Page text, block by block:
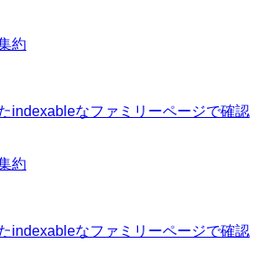
約
indexableなファミリーページで確認
約
indexableなファミリーページで確認